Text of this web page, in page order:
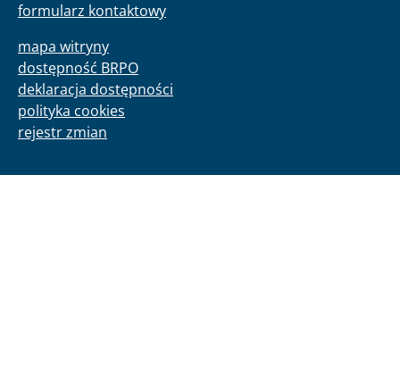
formularz kontaktowy
mapa witryny
dostępność BRPO
deklaracja dostępności
polityka cookies
rejestr zmian